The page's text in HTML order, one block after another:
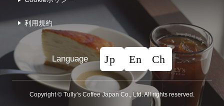
利⽤規約
Language
Copyright © Tullyʼs Coffee Japan Co., Ltd. All rights reserved.